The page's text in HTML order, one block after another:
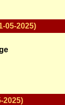
05-2025)
2025)